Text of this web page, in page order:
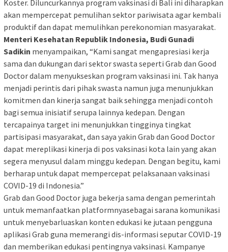
Koster. Diluncurkannya program vaksinasi di Bali ini diharapkan
akan mempercepat pemulihan sektor pariwisata agar kembali
produktif dan dapat memulihkan perekonomian masyarakat.
Menteri Kesehatan Republik Indonesia, Budi Gunadi
Sadikin menyampaikan, “Kami sangat mengapresiasi kerja
sama dan dukungan dari sektor swasta seperti Grab dan Good
Doctor dalam menyukseskan program vaksinasi ini. Tak hanya
menjadi perintis dari pihak swasta namun juga menunjukkan
komitmen dan kinerja sangat baik sehingga menjadi contoh
bagi semua inisiatif serupa lainnya kedepan. Dengan
tercapainya target ini menunjukkan tingginya tingkat
partisipasi masyarakat, dan saya yakin Grab dan Good Doctor
dapat mereplikasi kinerja di pos vaksinasi kota lain yang akan
segera menyusul dalam minggu kedepan. Dengan begitu, kami
berharap untuk dapat mempercepat pelaksanaan vaksinasi
COVID-19 di Indonesia.”
Grab dan Good Doctor juga bekerja sama dengan pemerintah
untuk memanfaatkan platformnyasebagai sarana komunikasi
untuk menyebarluaskan konten edukasi ke jutaan pengguna
aplikasi Grab guna memerangi dis-informasi seputar COVID-19
dan memberikan edukasi pentingnya vaksinasi. Kampanye